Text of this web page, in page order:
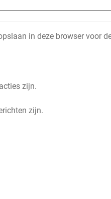
in deze browser voor
zijn.
zijn.